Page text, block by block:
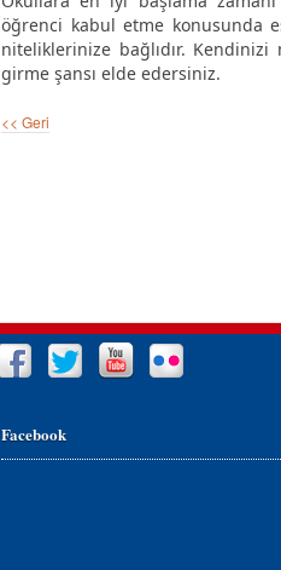
öğrenci kabul etme konusunda
niteliklerinize bağlıdır.
girme şansı elde edersiniz.
<< Geri
Facebook